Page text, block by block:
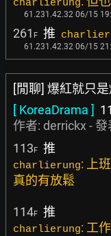
charlierung
61.231.42.32 06/15
261 F 推
61.231.42.32 06/15
[閒聊] 爆紅就只
[ KoreaDrama ]
作者: derrickx -
113F 推
charlierung: 上
真的有放鬆
114F 推
charlierung: 工